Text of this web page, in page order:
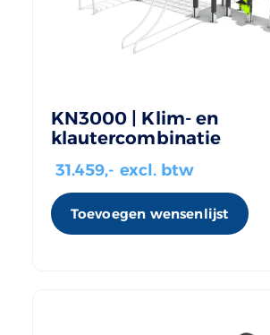
KN3000 | Klim- en
klautercombinatie
31.459,- excl. btw
Toevoegen wensenlijst